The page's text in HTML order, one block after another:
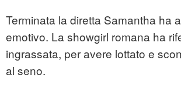
Terminata la diretta Samantha ha
emotivo. La showgirl romana ha
ingrassata, per avere lottato e
al seno.